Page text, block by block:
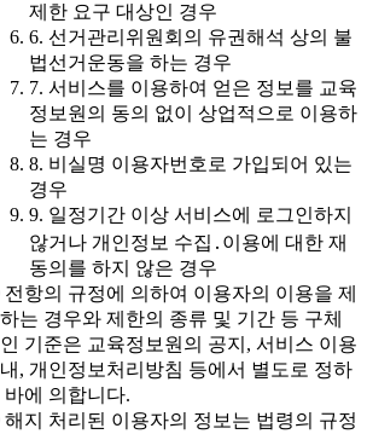
제한 요구 대상인 경우
6. 선거관리위원회의 유권해석 상의 불
법선거운동을 하는 경우
7. 서비스를 이용하여 얻은 정보를 교육
정보원의 동의 없이 상업적으로 이용하
는 경우
8. 비실명 이용자번호로 가입되어 있는
경우
9. 일정기간 이상 서비스에 로그인하지
않거나 개인정보 수집․이용에 대한 재
동의를 하지 않은 경우
항의 규정에 의하여 이용자의 이용을 제
는 경우와 제한의 종류 및 기간 등 구체
기준은 교육정보원의 공지, 서비스 이용
, 개인정보처리방침 등에서 별도로 정하
바에 의합니다.
지 처리된 이용자의 정보는 법령의 규정